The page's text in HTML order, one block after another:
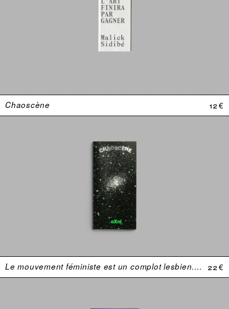
Chaoscène 12 €
Le mouvement féministe est un complot lesbien. Une anthologie (USA 1969–1974) 22 €